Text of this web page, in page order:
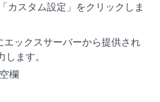
カスタム設定」をクリックしま
エックスサーバーから提供され
ます。
欄